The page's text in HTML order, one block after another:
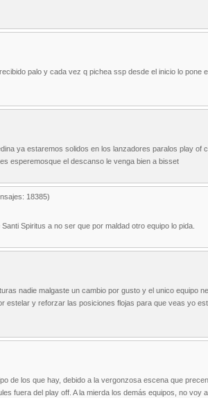
palo y cada vez q pichea ssp desde el inicio lo pone
ya estaremos solidos en los lanzadores paralos play of
esperemosque el descanso le venga bien a bisset
18385)
Spiritus a no ser que por maldad otro equipo lo pida.
nadie malgaste un cambio por gusto y el unico equipo
estelar y reforzar las posiciones flojas para que veas yo
de los que hay, debido a la vergonzosa escena que
fuera del play off. A la mierda los demás equipos, no voy